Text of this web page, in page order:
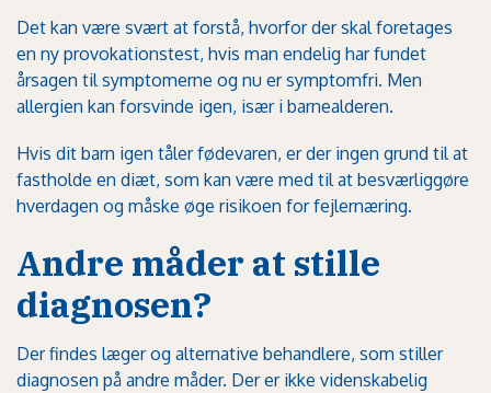
Det kan være svært at forstå, hvorfor der skal foretages
en ny provokationstest, hvis man endelig har fundet
årsagen til symptomerne og nu er symptomfri. Men
allergien kan forsvinde igen, især i barnealderen.
Hvis dit barn igen tåler fødevaren, er der ingen grund til at
fastholde en diæt, som kan være med til at besværliggøre
hverdagen og måske øge risikoen for fejlernæring.
Andre måder at stille
diagnosen?
Der findes læger og alternative behandlere, som stiller
diagnosen på andre måder. Der er ikke videnskabelig